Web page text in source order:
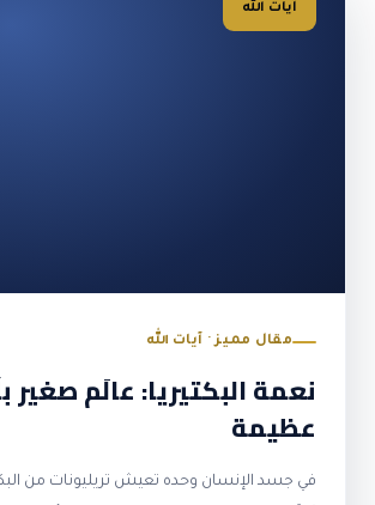
آيات الله
مقال مميز · آيات الله
نعمة البكتيريا: عالَم صغير
عظيمة
في جسد الإنسان وحده تعيش تريليونات من